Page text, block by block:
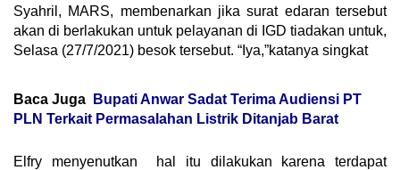
Syahril, MARS, membenarkan jika surat edaran tersebut
akan di berlakukan untuk pelayanan di IGD tiadakan untuk,
Selasa (27/7/2021) besok tersebut. “Iya,”katanya singkat
Baca Juga
Bupati Anwar Sadat Terima Audiensi PT
PLN Terkait Permasalahan Listrik Ditanjab Barat
Elfry menyenutkan hal itu dilakukan karena terdapat